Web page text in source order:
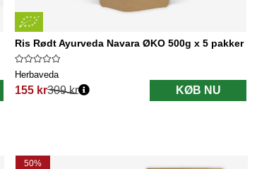
Ris Rødt Ayurveda Navara ØKO 500g x 5 pakker
Herbaveda
155 kr
Normalpris:
309 kr KØB NU
50%